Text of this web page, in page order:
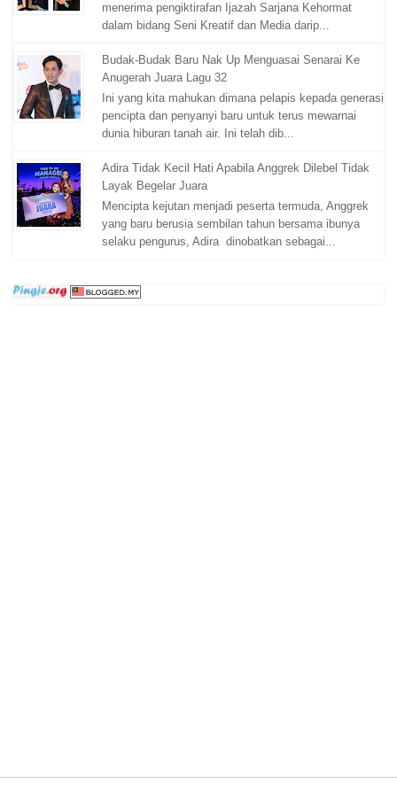
menerima pengiktirafan Ijazah Sarjana Kehormat
dalam bidang Seni Kreatif dan Media darip...
Budak-Budak Baru Nak Up Menguasai Senarai Ke
Anugerah Juara Lagu 32
Ini yang kita mahukan dimana pelapis kepada generasi
pencipta dan penyanyi baru untuk terus mewarnai
dunia hiburan tanah air. Ini telah dib...
Adira Tidak Kecil Hati Apabila Anggrek Dilebel Tidak
Layak Begelar Juara
Mencipta kejutan menjadi peserta termuda, Anggrek
yang baru berusia sembilan tahun bersama ibunya
selaku pengurus, Adira dinobatkan sebagai...